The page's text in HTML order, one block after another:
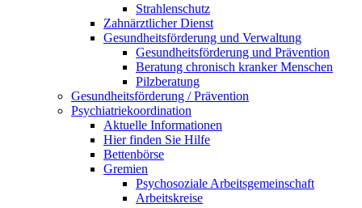
Strahlenschutz
Zahnärztlicher Dienst
Gesundheitsförderung und Verwaltung
Gesundheitsförderung und Prävention
Beratung chronisch kranker Menschen
Pilzberatung
Gesundheits­förderung / Prävention
Psychiatriekoordination
Aktuelle Informationen
Hier finden Sie Hilfe
Bettenbörse
Gremien
Psychosoziale Arbeits­gemeinschaft
Arbeitskreise